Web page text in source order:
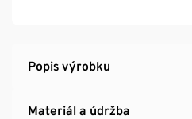
Popis výrobku
Materiál a údržba